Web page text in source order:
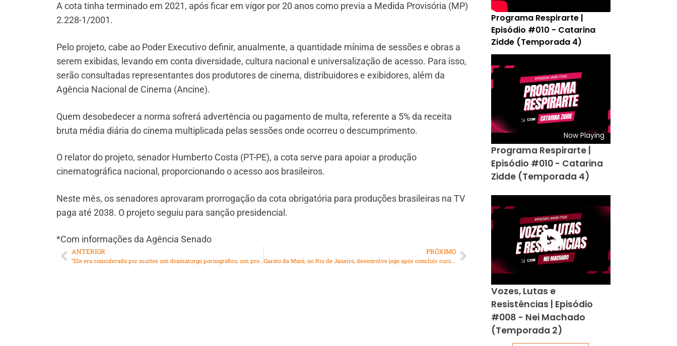
A cota tinha terminado em 2021, após ficar em vigor por 20 anos como previa a Medida Provisória (MP)
2.228-1/2001.
Pelo projeto, cabe ao Poder Executivo definir, anualmente, a quantidade mínima de sessões e obras a
serem exibidas, levando em conta diversidade, cultura nacional e universalização de acesso. Para isso,
serão consultadas representantes dos produtores de cinema, distribuidores e exibidores, além da
Agência Nacional de Cinema (Ancine).
Quem desobedecer a norma sofrerá advertência ou pagamento de multa, referente a 5% da receita
bruta média diária do cinema multiplicada pelas sessões onde ocorreu o descumprimento.
O relator do projeto, senador Humberto Costa (PT-PE), a cota serve para apoiar a produção
cinematográfica nacional, proporcionando o acesso aos brasileiros.
Neste mês, os senadores aprovaram prorrogação da cota obrigatória para produções brasileiras na TV
paga até 2038. O projeto seguiu para sanção presidencial.
*Com informações da Agência Senado
ANTERIOR
“Ele era considerado por muitos um dramaturgo pornográfico, um provocador. Mas ele se dizia um romântico, um homem sensível, que sabia chorar se fosse preciso.” – Entrevista com Claudio Calixto
PRÓXIMO
Garoto da Maré, no Rio de Janeiro, desenvolve jogo após concluir curso de programação em Harvard
Programa Respirarte |
Episódio #010 - Catarina
Zidde (Temporada 4)
Now Playing
Programa Respirarte |
Episódio #010 - Catarina
Zidde (Temporada 4)
Vozes, Lutas e
Resistências | Episódio
#008 - Nei Machado
(Temporada 2)